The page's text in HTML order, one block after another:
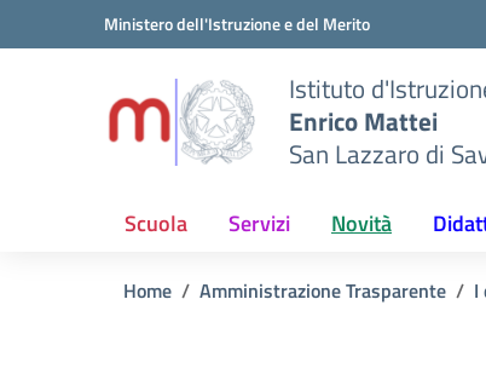
Vai ai contenuti
Vai al menu di navigazioneMinistero dell'Istruzione e del Merito
Istituto
Enrico Mattei
San Lazzaro di
Scuola Servizi Novità
Home Amministrazione Trasparente I